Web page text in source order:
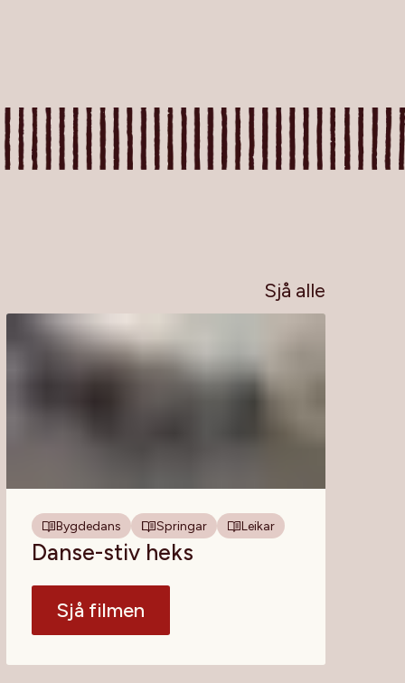
Sjå alle
Bygdedans Springar Leikar
Danse-stiv heks
Sjå filmen